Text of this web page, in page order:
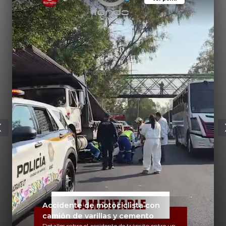
Accidente de motociclista con
camión de varillas y cemento